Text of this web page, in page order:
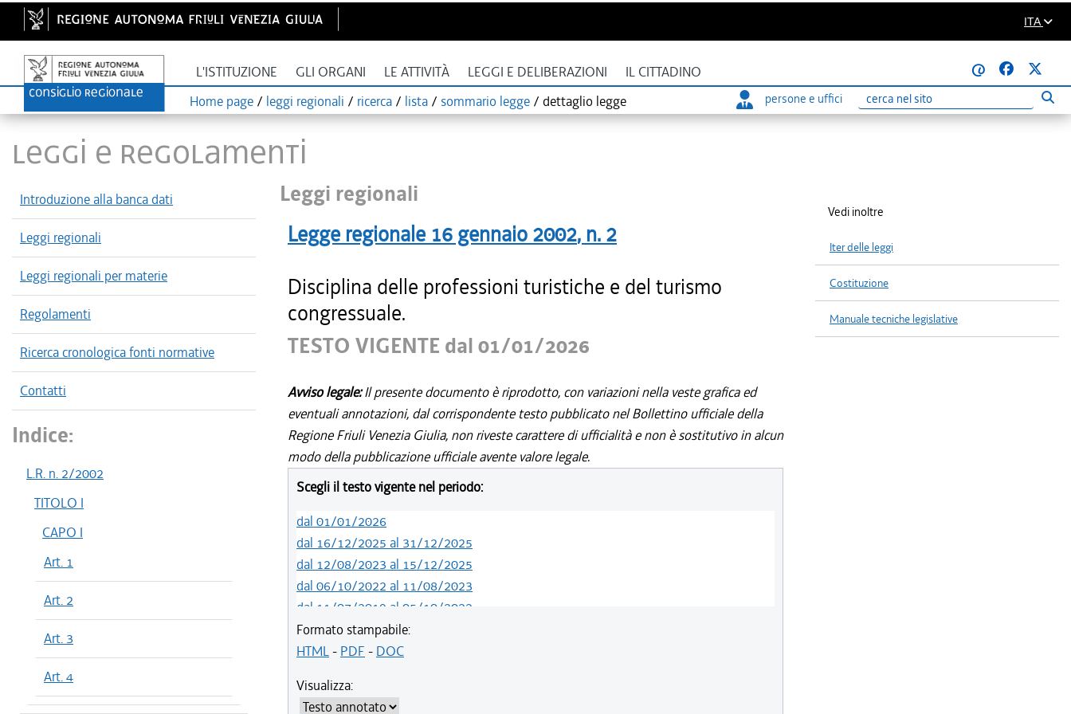
ITA
L'ISTITUZIONE GLI ORGANI LE ATTIVITÀ LEGGI E DELIBERAZIONI IL CITTADINO
@
Home page / leggi regionali / ricerca / lista / sommario legge / dettaglio legge persone e uffici
Ricerca
LEGGI E REGOLAMENTI
Introduzione alla banca dati
Leggi regionali
Leggi regionali per materie
Regolamenti
Ricerca cronologica fonti normative
Contatti
Indice:
L.R. n. 2/2002
TITOLO I
CAPO I
Art. 1
Art. 2
Art. 3
Art. 4
Leggi regionali
Legge regionale 16 gennaio 2002, n. 2
Disciplina delle professioni turistiche e del turismo
congressuale.
TESTO VIGENTE dal 01/01/2026
Avviso legale:Il presente documento è riprodotto, con variazioni nella veste grafica ed
eventuali annotazioni, dal corrispondente testo pubblicato nel Bollettino ufficiale della
Regione Friuli Venezia Giulia, non riveste carattere di ufficialità e non è sostitutivo in alcun
modo della pubblicazione ufficiale avente valore legale.
Scegli il testo vigente nel periodo:
dal 01/01/2026
dal 16/12/2025 al 31/12/2025
dal 12/08/2023 al 15/12/2025
dal 06/10/2022 al 11/08/2023
dal 11/07/2019 al 05/10/2022
dal 01/05/2019 al 10/07/2019
dal 12/04/2018 al 30/04/2019
dal 01/01/2018 al 28/03/2018
Formato stampabile:
HTML- PDF - DOC
Visualizza:
Vedi inoltre
Iter delle leggi
Costituzione
Manuale tecniche legislative